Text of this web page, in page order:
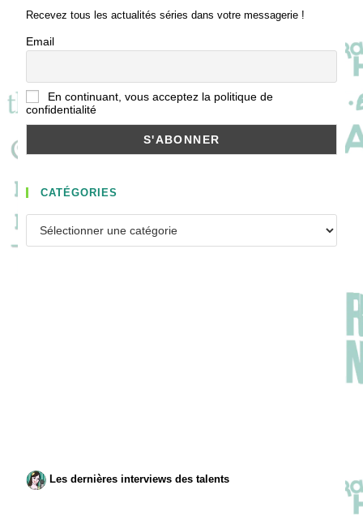
Recevez tous les actualités séries dans votre messagerie !
Email
En continuant, vous acceptez la politique de
confidentialité
CATÉGORIES
Les dernières interviews des talents